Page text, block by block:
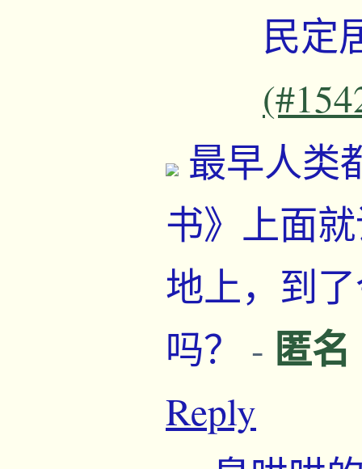
民定
最早人类
书》上面
地上，到
吗？ - 匿名
Reply